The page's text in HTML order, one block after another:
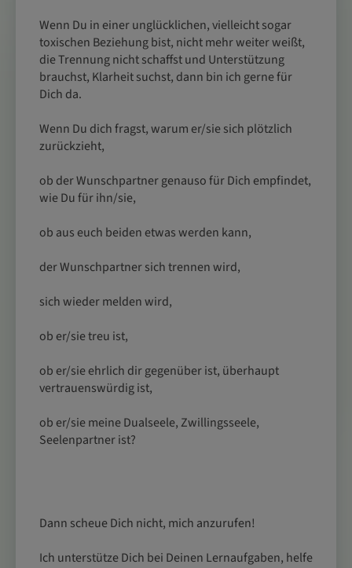
Wenn Du in einer unglücklichen, vielleicht sogar
toxischen Beziehung bist, nicht mehr weiter weißt,
die Trennung nicht schaffst und Unterstützung
brauchst, Klarheit suchst, dann bin ich gerne für
Dich da.
Wenn Du dich fragst, warum er/sie sich plötzlich
zurückzieht,
ob der Wunschpartner genauso für Dich empfindet,
wie Du für ihn/sie,
ob aus euch beiden etwas werden kann,
der Wunschpartner sich trennen wird,
sich wieder melden wird,
ob er/sie treu ist,
ob er/sie ehrlich dir gegenüber ist, überhaupt
vertrauenswürdig ist,
ob er/sie meine Dualseele, Zwillingsseele,
Seelenpartner ist?
Dann scheue Dich nicht, mich anzurufen!
Ich unterstütze Dich bei Deinen Lernaufgaben, helfe